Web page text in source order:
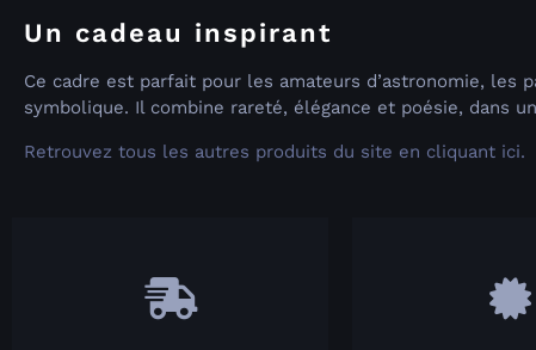
Un cadeau inspirant
Ce cadre est parfait pour les amateurs d’astronomie,
symbolique. Il combine rareté, élégance et poésie, dans
Retrouvez tous les autres produits du site en cliquant ici.